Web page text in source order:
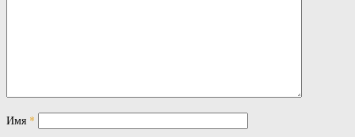
Имя *